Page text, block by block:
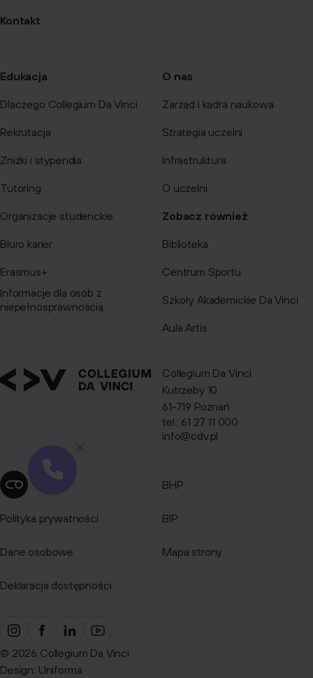
Kontakt
Edukacja
Dlaczego Collegium Da Vinci
Rekrutacja
Zniżki i stypendia
Tutoring
Organizacje studenckie
Biuro karier
Erasmus+
Informacje dla osób z
niepełnosprawnością
O nas
Zarząd i kadra naukowa
Strategia uczelni
Infrastruktura
O uczelni
Zobacz również
Biblioteka
Centrum Sportu
Szkoły Akademickie Da Vinci
Aula Artis
Collegium Da Vinci
Kutrzeby 10
61-719 Poznań
tel.: 61 27 11 000
info@cdv.pl
Zmień ustawienia cookies
Polityka prywatności
Dane osobowe
Deklaracja dostępności
BHP
BIP
Mapa strony
© 2026 Collegium Da Vinci
Design: Uniforma